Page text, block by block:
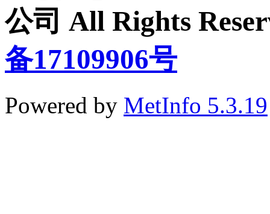
公司 All Rights
备17109906号
Powered by MetInfo 5.3.19